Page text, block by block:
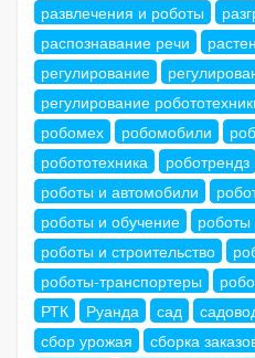
развлечения и роботы
распознавание речи
регулирование
регулирование
робомех
робомобили
робототехника
роботрендз
роботы и автомобили
роботы и обучение
роботы
роботы и строительство
роботы-транспортеры
РТК
Руанда сад
сбор урожая
сборка